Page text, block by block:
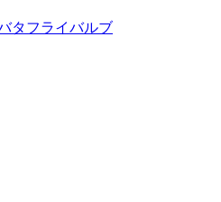
タフライバルブ